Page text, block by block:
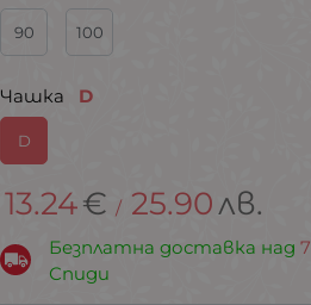
90 100
Чашка D
D
13.24€ / 25.90лв.
Безплатна доставка над
Спиди